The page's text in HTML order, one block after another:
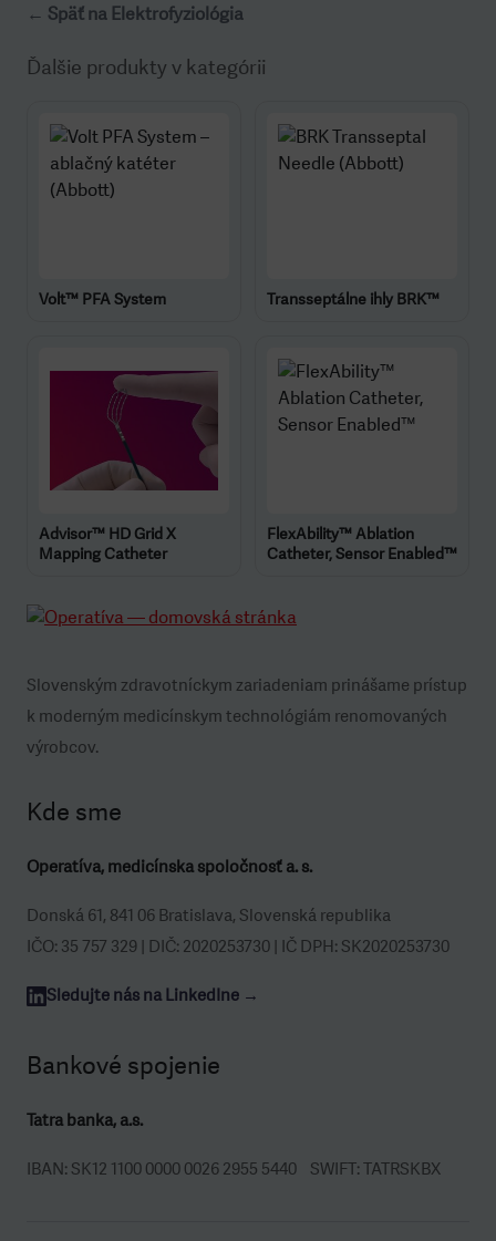
← Späť na Elektrofyziológia
Ďalšie produkty v kategórii
Volt™ PFA System Transseptálne ihly BRK™
Advisor™ HD Grid X
Mapping Catheter
FlexAbility™ Ablation
Catheter, Sensor Enabled™
Slovenským zdravotníckym zariadeniam prinášame prístup
k moderným medicínskym technológiám renomovaných
výrobcov.
Kde sme
Operatíva, medicínska spoločnosť a. s.
Donská 61, 841 06 Bratislava, Slovenská republika
IČO: 35 757 329 | DIČ: 2020253730 | IČ DPH: SK2020253730
Sledujte nás na LinkedIne →
Bankové spojenie
Tatra banka, a.s.
IBAN: SK12 1100 0000 0026 2955 5440 SWIFT: TATRSKBX